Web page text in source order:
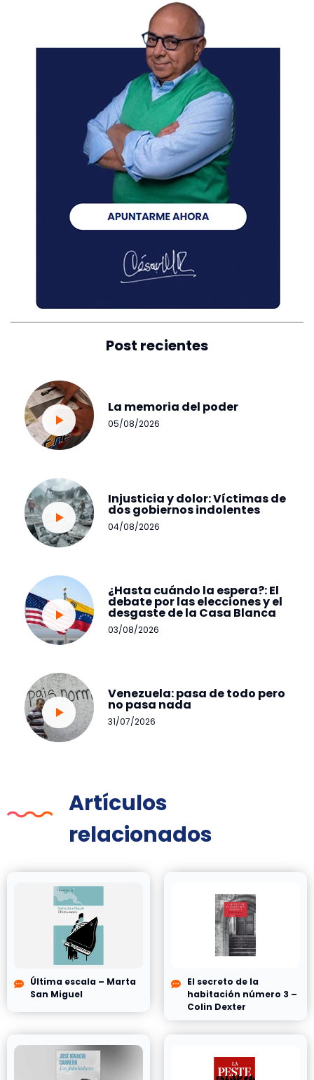
Post recientes
La memoria del poder
05/08/2026
Injusticia y dolor: Víctimas de
dos gobiernos indolentes
04/08/2026
¿Hasta cuándo la espera?: El
debate por las elecciones y el
desgaste de la Casa Blanca
03/08/2026
Venezuela: pasa de todo pero
no pasa nada
31/07/2026
Artículos
relacionados
Última escala – Marta
San Miguel
El secreto de la
habitación número 3 –
Colin Dexter